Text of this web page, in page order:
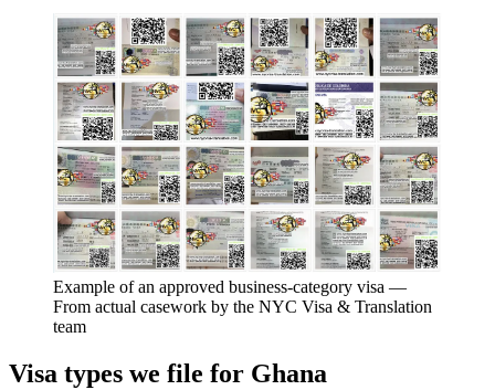
Example of an approved business-category visa —
From actual casework by the NYC Visa & Translation
team
Visa types we file for Ghana